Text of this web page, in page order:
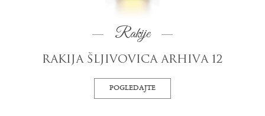
Rakije
RAKIJA ŠLJIVOVICA ARHIVA 12
POGLEDAJTE